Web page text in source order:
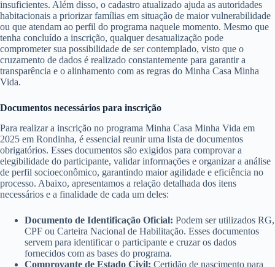
insuficientes. Além disso, o cadastro atualizado ajuda as autoridades
habitacionais a priorizar famílias em situação de maior vulnerabilidade
ou que atendam ao perfil do programa naquele momento. Mesmo que
tenha concluído a inscrição, qualquer desatualização pode
comprometer sua possibilidade de ser contemplado, visto que o
cruzamento de dados é realizado constantemente para garantir a
transparência e o alinhamento com as regras do Minha Casa Minha
Vida.
Documentos necessários para inscrição
Para realizar a inscrição no programa Minha Casa Minha Vida em
2025 em Rondinha, é essencial reunir uma lista de documentos
obrigatórios. Esses documentos são exigidos para comprovar a
elegibilidade do participante, validar informações e organizar a análise
de perfil socioeconômico, garantindo maior agilidade e eficiência no
processo. Abaixo, apresentamos a relação detalhada dos itens
necessários e a finalidade de cada um deles:
Documento de Identificação Oficial: Podem ser utilizados RG,
CPF ou Carteira Nacional de Habilitação. Esses documentos
servem para identificar o participante e cruzar os dados
fornecidos com as bases do programa.
Comprovante de Estado Civil: Certidão de nascimento para